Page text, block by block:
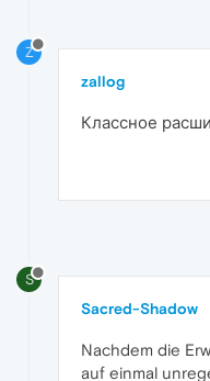
Z
zallog
Классное
S
Sacred-Shadow
Nachdem die
auf einmal